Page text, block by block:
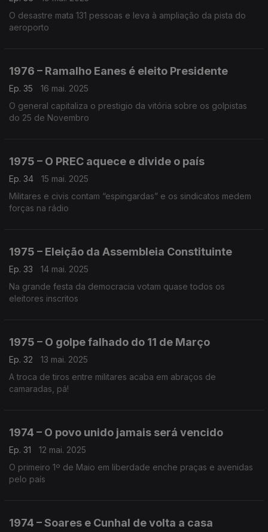
O desastre mata 131 pessoas e leva à ampliação da pista do
aeroporto
1976 – Ramalho Eanes é eleito Presidente
Ep. 35
16 mai. 2025
O general capitaliza o prestigio da vitória sobre os golpistas
do 25 de Novembro
1975 – O PREC aquece e divide o país
Ep. 34
15 mai. 2025
Militares e civis contam “espingardas” e os sindicatos medem
forças na rádio
1975 – Eleição da Assembleia Constituinte
Ep. 33
14 mai. 2025
Na grande festa da democracia votam quase todos os
eleitores inscritos
1975 – O golpe falhado do 11 de Março
Ep. 32
13 mai. 2025
A troca de tiros entre militares acaba em abraços de
camaradas, pá!
1974 – O povo unido jamais será vencido
Ep. 31
12 mai. 2025
O primeiro 1º de Maio em liberdade enche praças e avenidas
pelo país
1974 – Soares e Cunhal de volta a casa